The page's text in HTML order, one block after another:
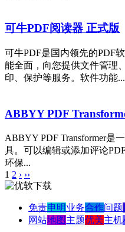
可牛PDF阅读器 正式版
可牛PDF是国内领先的PDF
能全面，向您提供文件管理
印、保护等服务。软件功能...
ABBYY PDF
ABBYY PDF Transformer是
具。可以编辑或添加评论
环保...
1 2 › ››
免责申明业务合作问题
网站地图 主题优美主机